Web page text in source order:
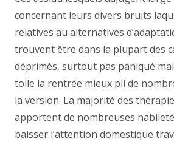
concernant leurs divers bruits
relatives au alternatives
trouvent être dans la plupart des
déprimés, surtout pas paniqué
toile la rentrée mieux pli de
la version. La majorité des
apportent de nombreuses
baisser l’attention domestique